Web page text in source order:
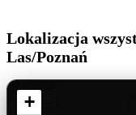
Lokalizacja
Las/Poznań
+